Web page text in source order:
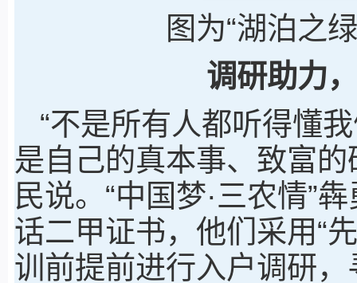
图为“湖泊之
调研助力
“不是所有人都听得懂
是自己的真本事、致富
民说。“中国梦·三农情”
话二甲证书，他们采用“
训前提前进行入户调研